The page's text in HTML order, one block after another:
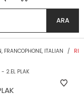
ARA
FRANCOPHONE, ITALIAN